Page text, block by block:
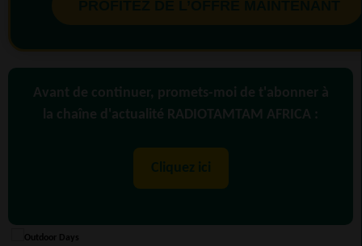
Avant de continuer, promets-moi de t'abonner à
la chaîne d'actualité RADIOTAMTAM AFRICA :
Cliquez ici